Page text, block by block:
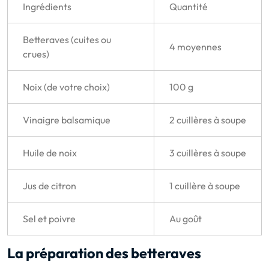
Ingrédients Quantité
Betteraves (cuites ou
crues)
4 moyennes
Noix (de votre choix) 100 g
Vinaigre balsamique 2 cuillères à soupe
Huile de noix 3 cuillères à soupe
Jus de citron 1 cuillère à soupe
Sel et poivre Au goût
La préparation des betteraves